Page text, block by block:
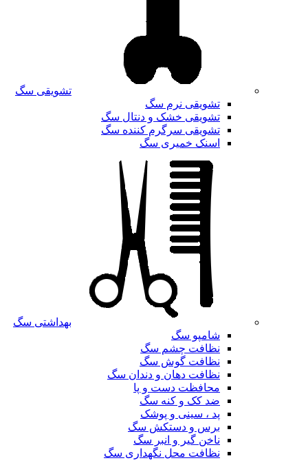
تشویقی سگ
تشویقی نرم سگ
تشویقی خشک و دنتال سگ
تشویقی سرگرم کننده سگ
اسنک خمیری سگ
بهداشتی سگ
شامپو سگ
نظافت چشم سگ
نظافت گوش سگ
نظافت دهان و دندان سگ
محافظت دست و پا
ضد کک و کنه سگ
پد ، سینی و پوشک
برس و دستکش سگ
ناخن گیر و انبر سگ
نظافت محل نگهداری سگ